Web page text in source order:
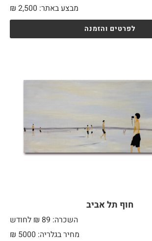
מבצע באתר:
₪ 2,500
לפרטים והזמנה
חוף תל אביב
השכרה: 89 ₪ לחודש
מחיר בגלריה: 5000 ₪